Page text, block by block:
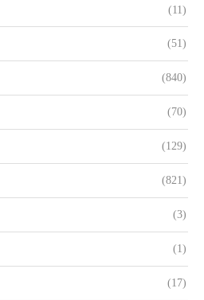
(11)
(51)
(840)
(70)
(129)
(821)
(3)
(1)
(17)